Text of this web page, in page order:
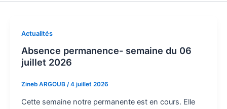
Actualités
Absence permanence- semaine du 06
juillet 2026
Zineb ARGOUB /4 juillet 2026
Cette semaine notre permanente est en cours. Elle